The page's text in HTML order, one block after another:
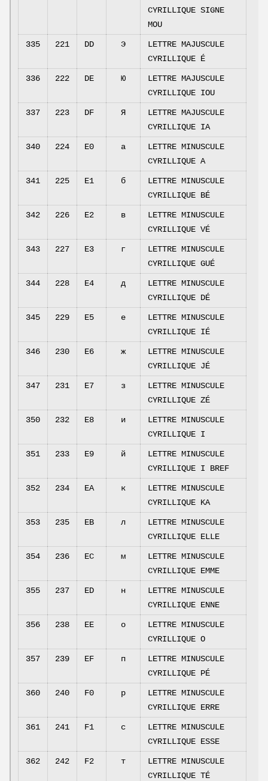
CYRILLIQUE SIGNE
MOU
335 221 DD Э
LETTRE MAJUSCULE
CYRILLIQUE É
336 222 DE Ю
LETTRE MAJUSCULE
CYRILLIQUE IOU
337 223 DF Я
LETTRE MAJUSCULE
CYRILLIQUE IA
340 224 E0 а
LETTRE MINUSCULE
CYRILLIQUE A
341 225 E1 б
LETTRE MINUSCULE
CYRILLIQUE BÉ
342 226 E2 в
LETTRE MINUSCULE
CYRILLIQUE VÉ
343 227 E3 г
LETTRE MINUSCULE
CYRILLIQUE GUÉ
344 228 E4 д
LETTRE MINUSCULE
CYRILLIQUE DÉ
345 229 E5 е
LETTRE MINUSCULE
CYRILLIQUE IÉ
346 230 E6 ж
LETTRE MINUSCULE
CYRILLIQUE JÉ
347 231 E7 з
LETTRE MINUSCULE
CYRILLIQUE ZÉ
350 232 E8 и
LETTRE MINUSCULE
CYRILLIQUE I
351 233 E9 й
LETTRE MINUSCULE
CYRILLIQUE I BREF
352 234 EA к
LETTRE MINUSCULE
CYRILLIQUE KA
353 235 EB л
LETTRE MINUSCULE
CYRILLIQUE ELLE
354 236 EC м
LETTRE MINUSCULE
CYRILLIQUE EMME
355 237 ED н
LETTRE MINUSCULE
CYRILLIQUE ENNE
356 238 EE о
LETTRE MINUSCULE
CYRILLIQUE O
357 239 EF п
LETTRE MINUSCULE
CYRILLIQUE PÉ
360 240 F0 р
LETTRE MINUSCULE
CYRILLIQUE ERRE
361 241 F1 с
LETTRE MINUSCULE
CYRILLIQUE ESSE
362 242 F2 т
LETTRE MINUSCULE
CYRILLIQUE TÉ